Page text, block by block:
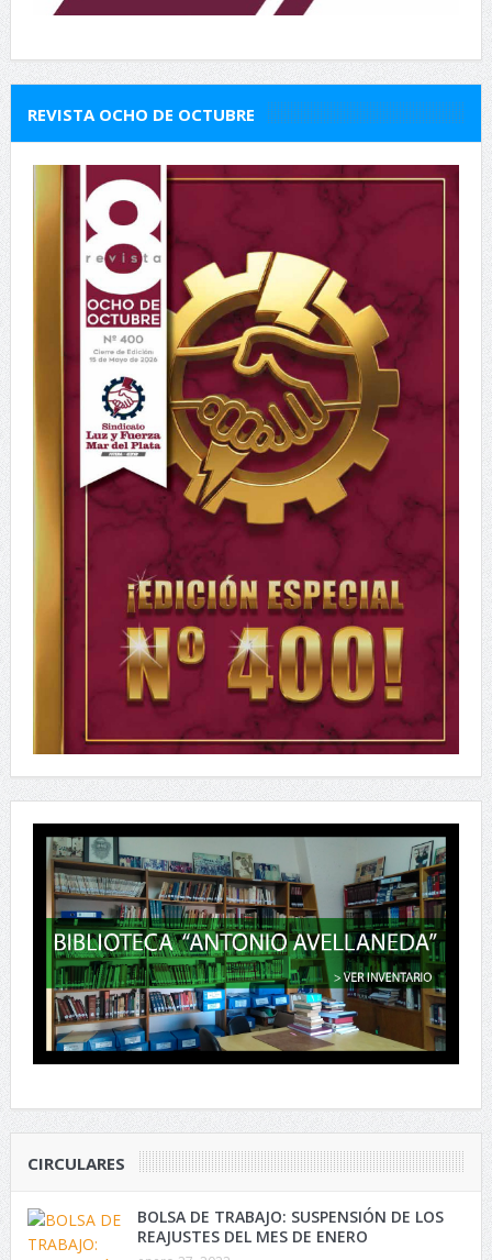
REVISTA OCHO DE OCTUBRE
CIRCULARES
BOLSA DE TRABAJO: SUSPENSIÓN DE LOS
REAJUSTES DEL MES DE ENERO